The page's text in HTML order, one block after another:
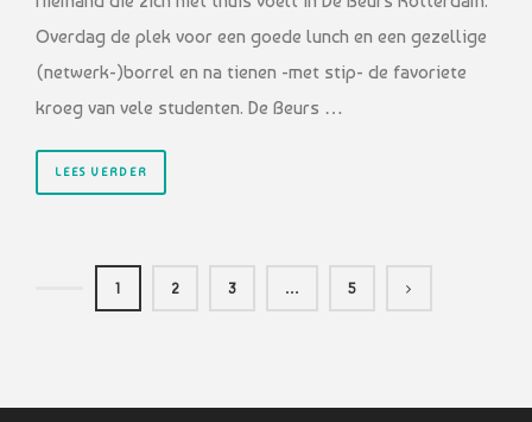
Overdag de plek voor een goede lunch en een gezellige
(netwerk-)borrel en na tienen -met stip- de favoriete
kroeg van vele studenten. De Beurs …
LEES VERDER
1 2 3 … 5